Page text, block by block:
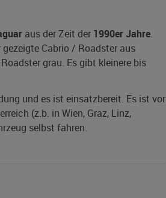
aus der Zeit der 1990er Jahre.
gezeigte Cabrio / Roadster aus
grau. Es gibt kleinere bis
und es ist einsatzbereit. Es ist vor
(z.b. in Wien, Graz, Linz,
selbst fahren.